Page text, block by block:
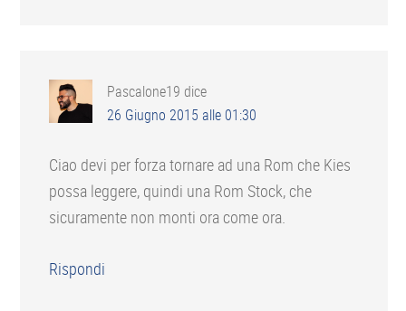
Pascalone19 dice
26 Giugno 2015 alle 01:30
Ciao devi per forza tornare ad una Rom che Kies
possa leggere, quindi una Rom Stock, che
sicuramente non monti ora come ora.
Rispondi